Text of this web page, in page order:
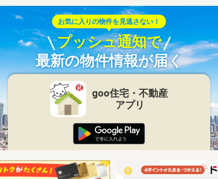
お気に入りの物件を見逃さない！
プッシュ通知で
最新の物件情報が届く
goo住宅・不動産
アプリ